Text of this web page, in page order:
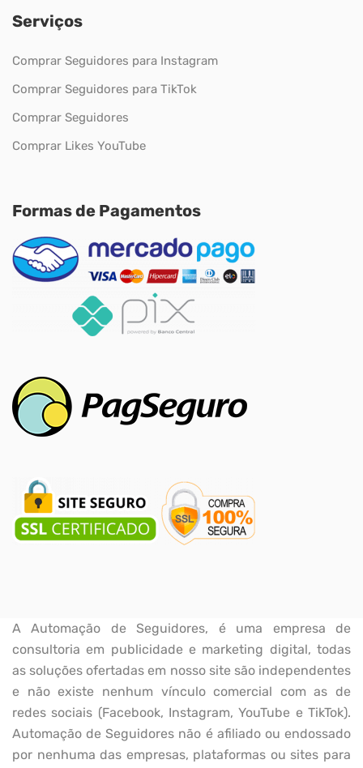
Serviços
Comprar Seguidores para Instagram
Comprar Seguidores para TikTok
Comprar Seguidores
Comprar Likes YouTube
Formas de Pagamentos
A Automação de Seguidores, é uma empresa de
consultoria em publicidade e marketing digital, todas
as soluções ofertadas em nosso site são independentes
e não existe nenhum vínculo comercial com as de
redes sociais (Facebook, Instagram, YouTube e TikTok).
Automação de Seguidores não é afiliado ou endossado
por nenhuma das empresas, plataformas ou sites para